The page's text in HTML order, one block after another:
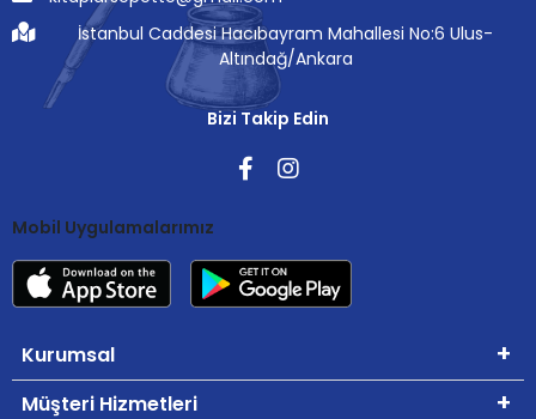
İstanbul Caddesi Hacıbayram Mahallesi No:6 Ulus-
Altındağ/Ankara
Bizi Takip Edin
Mobil Uygulamalarımız
Kurumsal
Müşteri Hizmetleri